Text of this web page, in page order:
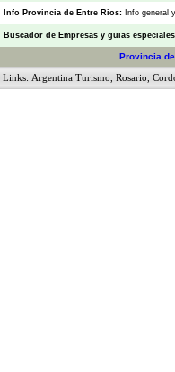
Info Provincia de Entre Rios: Info general
Buscador de Empresas y guias
Provincia
Links: Argentina Turismo Rosario